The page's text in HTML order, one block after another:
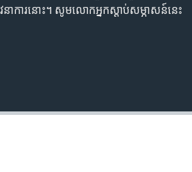
ការ​នោះ។ សូម​លោក​អ្នក​ស្ដាប់​សម្ភាសន៍​នេះ​